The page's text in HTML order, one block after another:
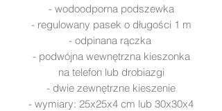
- wodoodporna podszewka
- regulowany pasek o długości 1 m
- odpinana rączka
- podwójna wewnętrzna kieszonka
na telefon lub drobiazgi
- dwie zewnętrzne kieszenie
- wymiary: 25x25x4 cm lub 30x30x4